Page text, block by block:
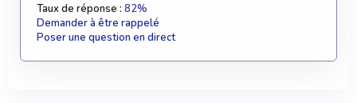
Taux de réponse : 82%
Demander à être rappelé
Poser une question en direct